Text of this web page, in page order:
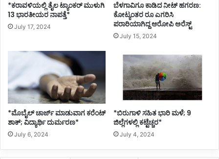
*ಕರಾವಳಿಯಲ್ಲಿ ತೈಲ ಟ್ಯಾಂಕರ್ ಮುಳುಗಿ
13 ಭಾರತೀಯರ ನಾಪತ್ತೆ*
July 17, 2024
ಬೆಳಗಾವಿಗೂ ಕಾಡಿದ ನೀಟ್ ಹಗರಣ:
ಕೋಟ್ಯಂತರ ರೂ ಎಗರಿಸಿ
ಪರಾರಿಯಾಗಿದ್ದ ಆರೋಪಿ ಅರೆಸ್ಟ್
July 15, 2024
*ಮೊಬೈಲ್ ಚಾರ್ಜ್ ಮಾಡುವಾಗ ಕರೆಂಟ್
ಶಾಕ್; ವಿದ್ಯಾರ್ಥಿ ದುರ್ಮರಣ*
July 6, 2024
*ಬಿರುಗಾಳಿ ಸಹಿತ ಭಾರಿ ಮಳೆ; 9
ಜಿಲ್ಲೆಗಳಲ್ಲಿ ಕಟ್ಟೆಚ್ಚರ*
July 4, 2024